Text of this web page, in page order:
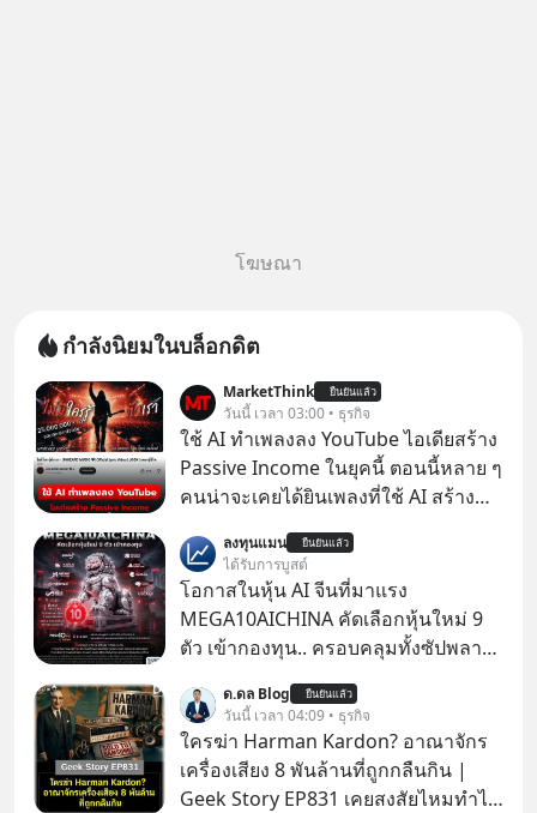
โฆษณา
กำลังนิยมในบล็อกดิต
MarketThink ยืนยันแล้ว
วันนี้ เวลา 03:00 • ธุรกิจ
ใช้ AI ทำเพลงลง YouTube ไอเดียสร้าง
Passive Income ในยุคนี้ ตอนนี้หลาย ๆ
คนน่าจะเคยได้ยินเพลงที่ใช้ AI สร้าง
รู้ตัวเรา” จากช่องชื่อว่า UNHEARD
MUSIC ที่ตอนนี้มียอดรับชมกว่า 26
ล้านครั้งแล้ว
ลงทุนแมน ยืนยันแล้ว
ได้รับการบูสต์
โอกาสในหุ้น AI จีนที่มาแรง
MEGA10AICHINA คัดเลือกหุ้นใหม่ 9
ตัว เข้ากองทุน.. ครอบคลุมทั้งซัปพลาย
โปรโมชัน ลด 50% ค่าธรรมเนียมซื้อ |
ยอด 2 ล้านบาทขึ้นไป ฟรีค่าธรรมเนียม
ซื้อ
ด.ดล Blog ยืนยันแล้ว
วันนี้ เวลา 04:09 • ธุรกิจ
ใครฆ่า Harman Kardon? อาณาจักร
เครื่องเสียง 8 พันล้านที่ถูกกลืนกิน |
Geek Story EP831 เคยสงสัยไหมทำไม